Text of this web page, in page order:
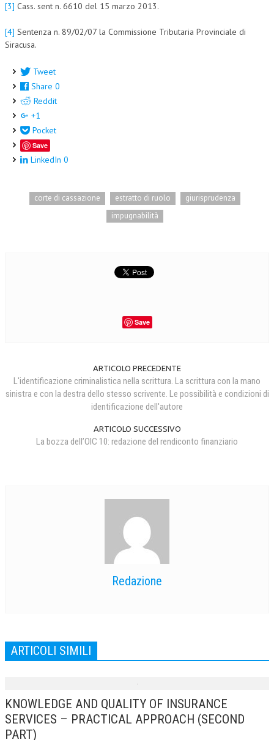
[3] Cass. sent n. 6610 del 15 marzo 2013.
[4] Sentenza n. 89/02/07 la Commissione Tributaria Provinciale di
Siracusa.
Tweet
Share 0
Reddit
+1
Pocket
Save
LinkedIn 0
corte di cassazione estratto di ruolo
giurisprudenza
impugnabilità
Save
ARTICOLO PRECEDENTE
L'identificazione criminalistica nella scrittura. La scrittura con la mano
sinistra e con la destra dello stesso scrivente. Le possibilità e condizioni di
identificazione dell'autore
ARTICOLO SUCCESSIVO
La bozza dell’OIC 10: redazione del rendiconto finanziario
Redazione
ARTICOLI SIMILI
KNOWLEDGE AND QUALITY OF INSURANCE
SERVICES – PRACTICAL APPROACH (SECOND
PART)